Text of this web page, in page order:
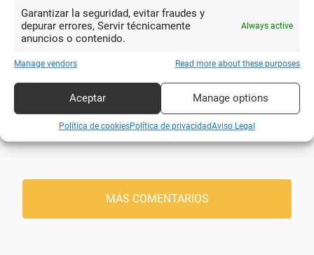
Garantizar la seguridad, evitar fraudes y
depurar errores, Servir técnicamente
anuncios o contenido.
Always active
Manage vendors Read more about these purposes
Aceptar Manage options
Política de cookiesPolítica de privacidadAviso Legal
amables y serviciales.
Duquesa de
York
10
Nos atendió Sole, y a pesar de
estar sola, fue excepcional. Muy amable
y cercana. En cuanto a los precios, igual
que en otros sitios. Yo volveré.
MÁS COMENTARIOS